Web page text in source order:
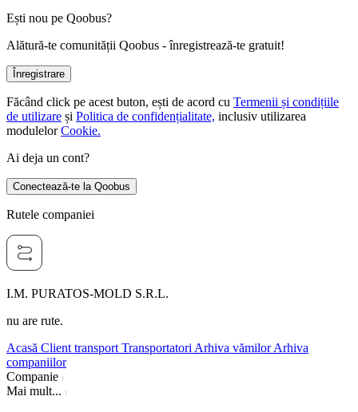
Ești nou pe Qoobus?
Alătură-te comunității Qoobus - înregistrează-te gratuit!
Înregistrare
Făcând click pe acest buton, ești de acord cu Termenii și condițiile
de utilizare și Politica de confidențialitate, inclusiv utilizarea
modulelor Cookie.
Ai deja un cont?
Conectează-te la Qoobus
Rutele companiei
I.M. PURATOS-MOLD S.R.L.
nu are rute.
Acasă Client transport Transportatori Arhiva vămilor Arhiva
companiilor
Companie
Mai mult...